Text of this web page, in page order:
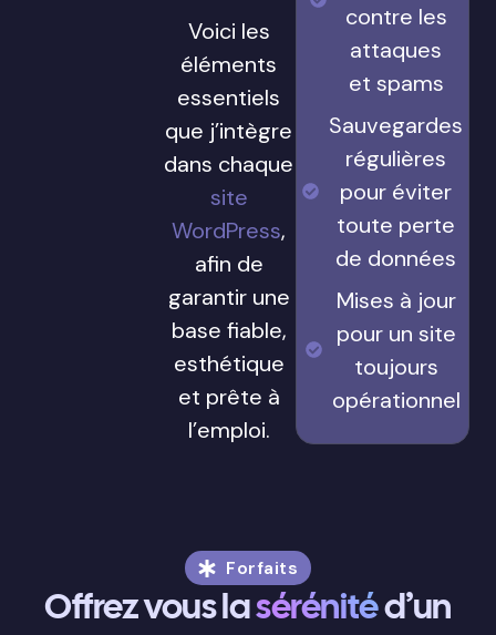
Voici les
éléments
essentiels
que j’intègre
dans chaque
site
WordPress,
afin de
garantir une
base fiable,
esthétique
et prête à
l’emploi.
contre les
attaques
et spams
Sauvegardes
régulières
pour éviter
toute perte
de données
Mises à jour
pour un site
toujours
opérationnel
Forfaits
Offrez vous lasérénitéd’un